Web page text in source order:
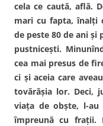
cela ce caută, află.
mari cu fapta, înalţi
de peste 80 de ani
pustniceşti.
cea mai presus de
ci şi aceia care
tovărăşia lor. Deci,
viaţa de obşte, l-
împreună cu fraţii.